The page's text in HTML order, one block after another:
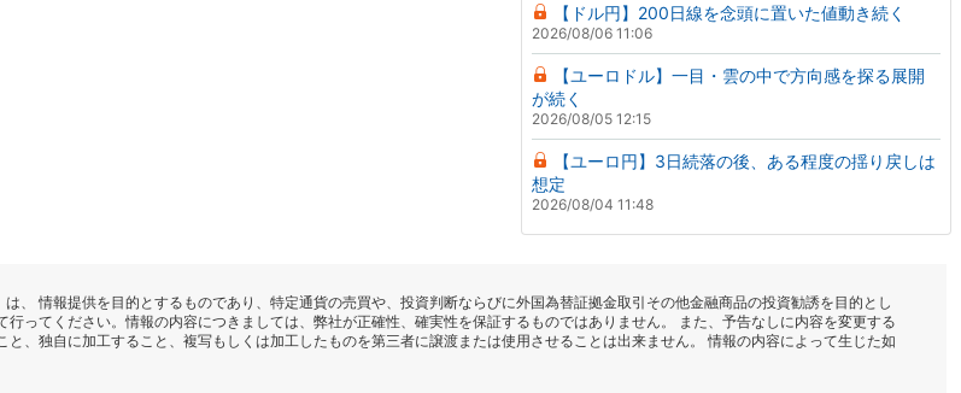
【ドル円】200日線を念頭に置いた値動き続く
2026/08/06 11:06
【ユーロドル】一目・雲の中で方向感を探る展開
が続く
2026/08/05 12:15
【ユーロ円】3日続落の後、ある程度の揺り戻しは
想定
2026/08/04 11:48
、 情報提供を目的とするものであり、特定通貨の売買や、投資判断ならびに外国為替証拠金取引その他金融商品の投資勧誘を目的とし
ってください。情報の内容につきましては、弊社が正確性、確実性を保証するものではありません。 また、予告なしに内容を変更する
、独自に加工すること、複写もしくは加工したものを第三者に譲渡または使用させることは出来ません。 情報の内容によって生じた如